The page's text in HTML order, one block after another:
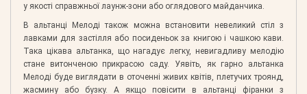
у якості справжньої лаунж-зони або оглядового майданчика.
В альтанці Мелоді також можна встановити невеликий стіл з
лавками для застілля або посиденьок за книгою і чашкою кави.
Така цікава альтанка, що нагадує легку, невигадливу мелодію
стане витонченою прикрасою саду. Уявіть, як гарно альтанка
Мелоді буде виглядати в оточенні живих квітів, плетучих троянд,
жасмину або бузку. А якщо повісити в альтанці фіранки з